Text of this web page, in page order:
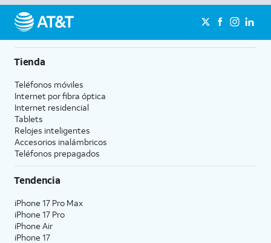
Tienda
Teléfonos móviles
Internet por fibra óptica
Internet residencial
Tablets
Relojes inteligentes
Accesorios inalámbricos
Teléfonos prepagados
Tendencia
iPhone 17 Pro Max
iPhone 17 Pro
iPhone Air
iPhone 17